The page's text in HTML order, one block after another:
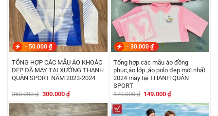
- 50.000 ₫
TỔNG HỢP CÁC MẪU ÁO KHOÁC
ĐẸP ĐÃ MAY TẠI XƯỞNG THANH
QUÂN SPORT NĂM 2023-2024
350.000₫ Giá
là:
350.000 ₫.
300.000 ₫Giá
hiện
tại
là:
- 30.000 ₫
Tổng hợp các mẫu áo đồng
phục,áo lớp ,áo polo đẹp mới nhất
2024 may tại THANH QUÂN
SPORT
179.000₫ Giá
là:
179.000 ₫.
149.000₫Giá
tại
là: